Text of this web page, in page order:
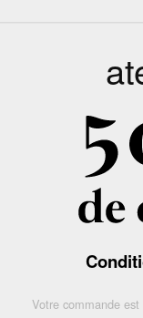
Votre commande